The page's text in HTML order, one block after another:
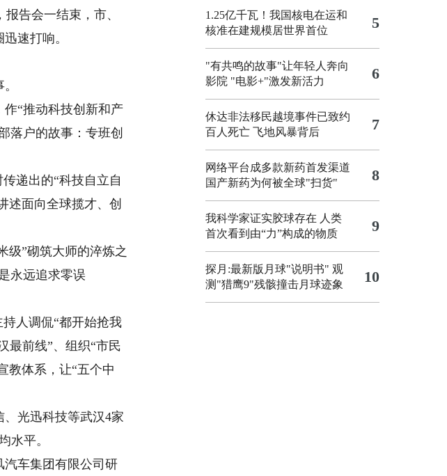
告会一结束，市、
速打响。
“推动科技创新和产
落户的故事：专班创
递出的“科技自立自
述面向全球揽才、创
”砌筑大师的淬炼之
永远追求零误
人调侃“都开始抢我
最前线”、组织“市民
教体系，让“五个中
光迅科技等武汉4家
水平。
车集团有限公司研
1.25亿千瓦！我国核电在运和
核准在建规模居世界首位
5
"有共鸣的故事"让年轻人奔向
影院 "电影+"激发新活力 6
休达非法移民越境事件已致约
百人死亡 飞地风暴背后 7
网络平台成多款新药首发渠道
国产新药为何被全球"扫货"
8
我科学家证实胶球存在 人类
首次看到由“力”构成的物质
9
探月:最新版月球"说明书" 观
测"猎鹰9"残骸撞击月球迹象
10